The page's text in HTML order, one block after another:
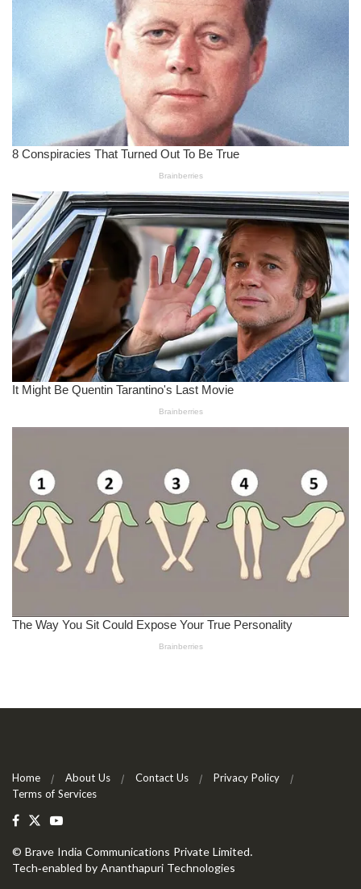
Home About Us Contact Us
Privacy Policy
Terms of Services
© Brave India Communications Private Limited.
Tech-enabled by Ananthapuri Technologies